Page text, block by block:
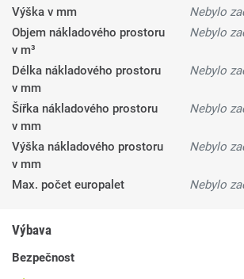
Výška v mm
Nebylo
Objem nákladového prostoru
v m³
Nebylo
Délka nákladového prostoru
v mm
Nebylo
Šířka nákladového prostoru
v mm
Nebylo
Výška nákladového prostoru
v mm
Nebylo
Max. počet europalet Nebylo
Výbava
Bezpečnost